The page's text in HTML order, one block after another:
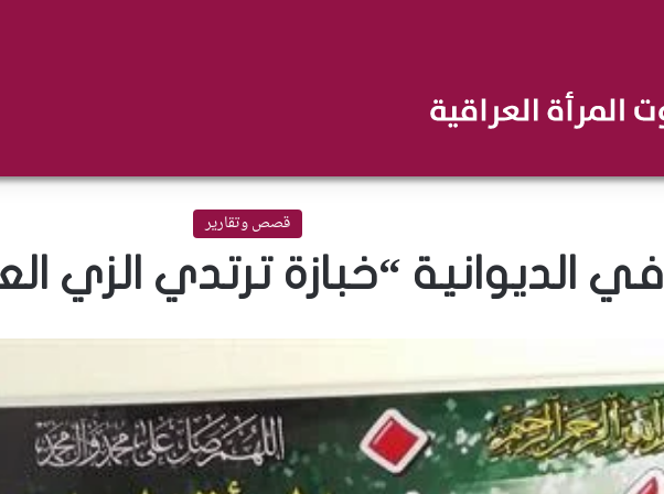
قصص وتقارير
في الديوانية “خبازة ترتدي الزي